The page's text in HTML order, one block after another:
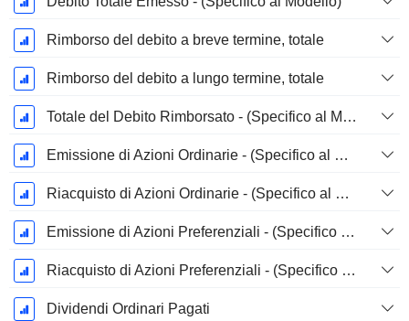
Rimborso del debito a breve termine, totale
Rimborso del debito a lungo termine, totale
Totale del Debito Rimborsato - (Specifico al Modello)
Emissione di Azioni Ordinarie - (Specifico al Modello)
Riacquisto di Azioni Ordinarie - (Specifico al Modello)
Emissione di Azioni Preferenziali - (Specifico al Modello)
Riacquisto di Azioni Preferenziali - (Specifico al Modello)
Dividendi Ordinari Pagati